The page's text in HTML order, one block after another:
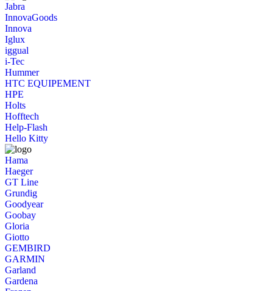
Jabra
InnovaGoods
Innova
Iglux
iggual
i-Tec
Hummer
HTC EQUIPEMENT
HPE
Holts
Hofftech
Help-Flash
Hello Kitty
Hama
Haeger
GT Line
Grundig
Goodyear
Goobay
Gloria
Giotto
GEMBIRD
GARMIN
Garland
Gardena